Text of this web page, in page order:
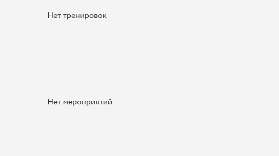
Нет тренировок
Нет мероприятий